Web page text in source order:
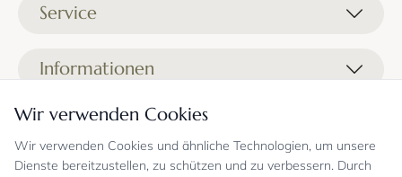
Wir verwenden Cookies
Wir verwenden Cookies und ähnliche Technologien, um unsere
Dienste bereitzustellen, zu schützen und zu verbessern. Durch
Service
Liefer- und Versandkosten
Zahlungsmöglichkeiten
Gutschein
Sicheres Einkaufen und Retoureninfo
FAQ
Informationen
Kontakt
Showrooms
Datenschutz
Sicheres Einkaufen
Echte Kundenbewertungen